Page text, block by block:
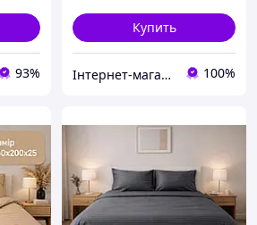
93%
Купить
Інтернет-магазин "Домашній" 100%